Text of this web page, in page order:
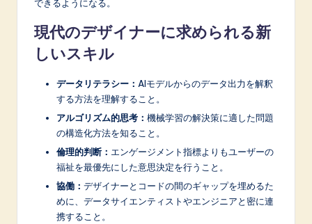
できるようになる。
現代のデザイナーに求められる新
しいスキル
データリテラシー： AIモデルからのデータ出力を解釈
する方法を理解すること。
アルゴリズム的思考： 機械学習の解決策に適した問題
の構造化方法を知ること。
倫理的判断： エンゲージメント指標よりもユーザーの
福祉を最優先にした意思決定を行うこと。
協働： デザイナーとコードの間のギャップを埋めるた
めに、データサイエンティストやエンジニアと密に連
携すること。